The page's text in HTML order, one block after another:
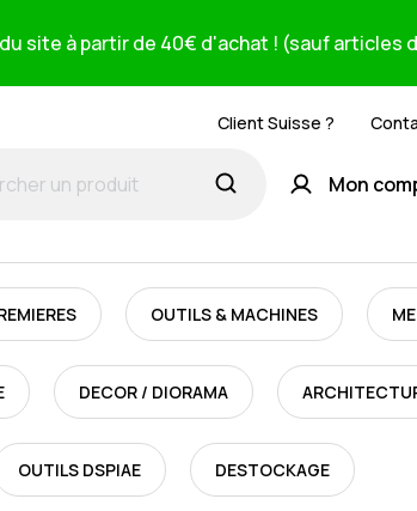
site à partir de 40€ d'achat ! (sauf articles
Client Suisse ?
Mon
OUTILS & MACHINES
DECOR / DIORAMA
OUTILS DSPIAE DESTOCKAGE